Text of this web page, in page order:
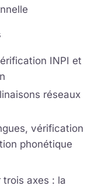
INPI et
réseaux
vérification
phonétique
trois axes : la